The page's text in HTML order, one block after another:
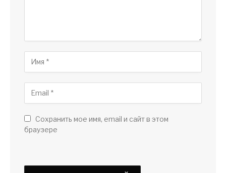
Сохранить мое имя, email и сайт в этом
браузере